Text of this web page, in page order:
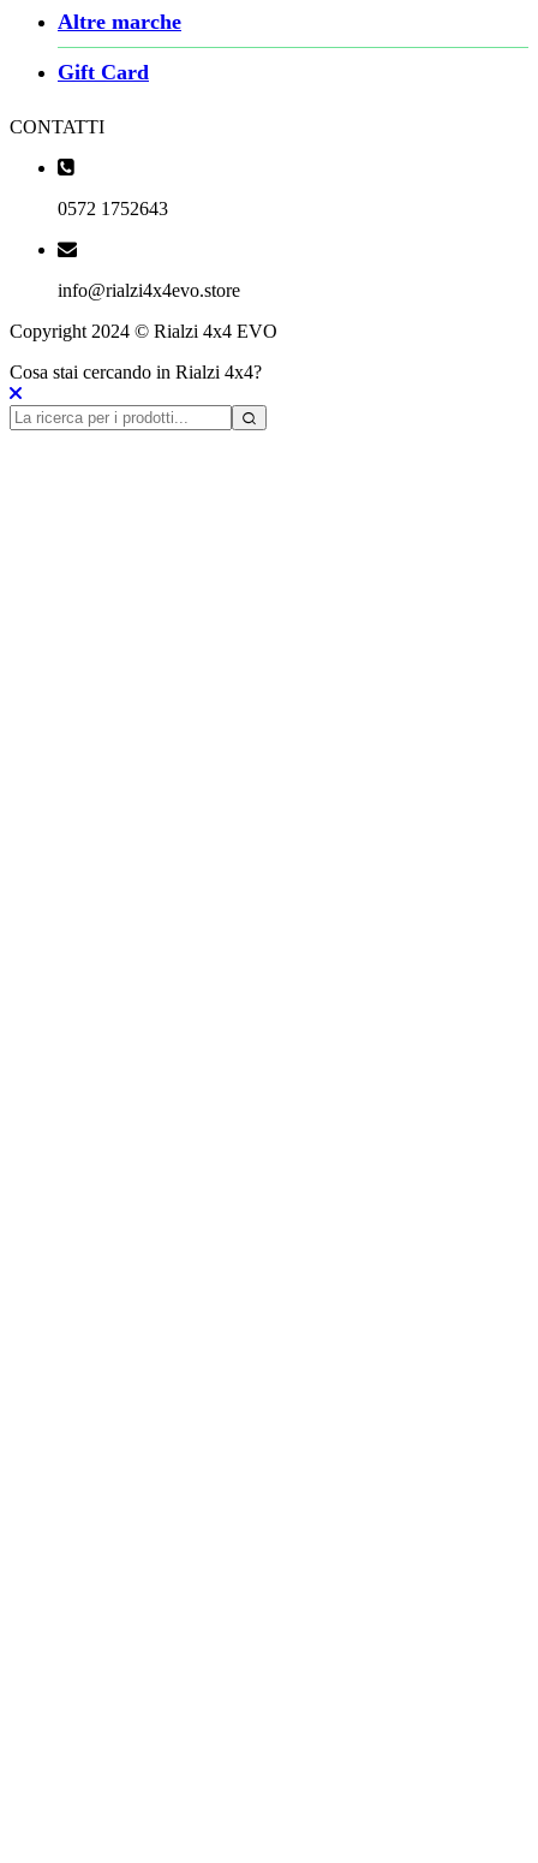
Altre marche
Gift Card
CONTATTI
0572 1752643
info@rialzi4x4evo.store
Copyright 2024 © Rialzi 4x4 EVO
Cosa stai cercando in Rialzi 4x4?